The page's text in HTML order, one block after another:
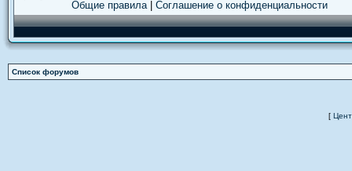
Общие правила| Соглашение о конфиденциальности
Список форумов
[